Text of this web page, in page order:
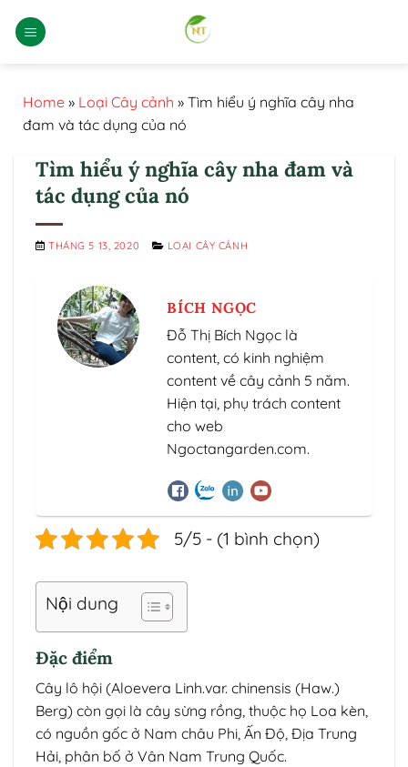
qua
Home » Loại Cây cảnh » Tìm hiểu ý nghĩa cây nha
đam và tác dụng của nó
Tìm hiểu ý nghĩa cây nha đam và
tác dụng của nó
THÁNG 5 13, 2020 LOẠI CÂY CẢNH
BÍCH NGỌC
Đỗ Thị Bích Ngọc là
content, có kinh nghiệm
content về cây cảnh 5 năm.
Hiện tại, phụ trách content
cho web
Ngoctangarden.com.
5/5 - (1 bình chọn)
Nội dung
Đặc điểm
Cây lô hội (Aloevera Linh.var. chinensis (Haw.)
Berg) còn gọi là cây sừng rồng, thuộc họ Loa kèn,
có nguồn gốc ở Nam châu Phi, Ấn Độ, Địa Trung
Hải, phân bố ở Vân Nam Trung Quốc.